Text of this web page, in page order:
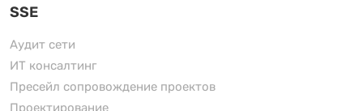
SSE
Аудит сети
ИТ консалтинг
Пресейл сопровождение проектов